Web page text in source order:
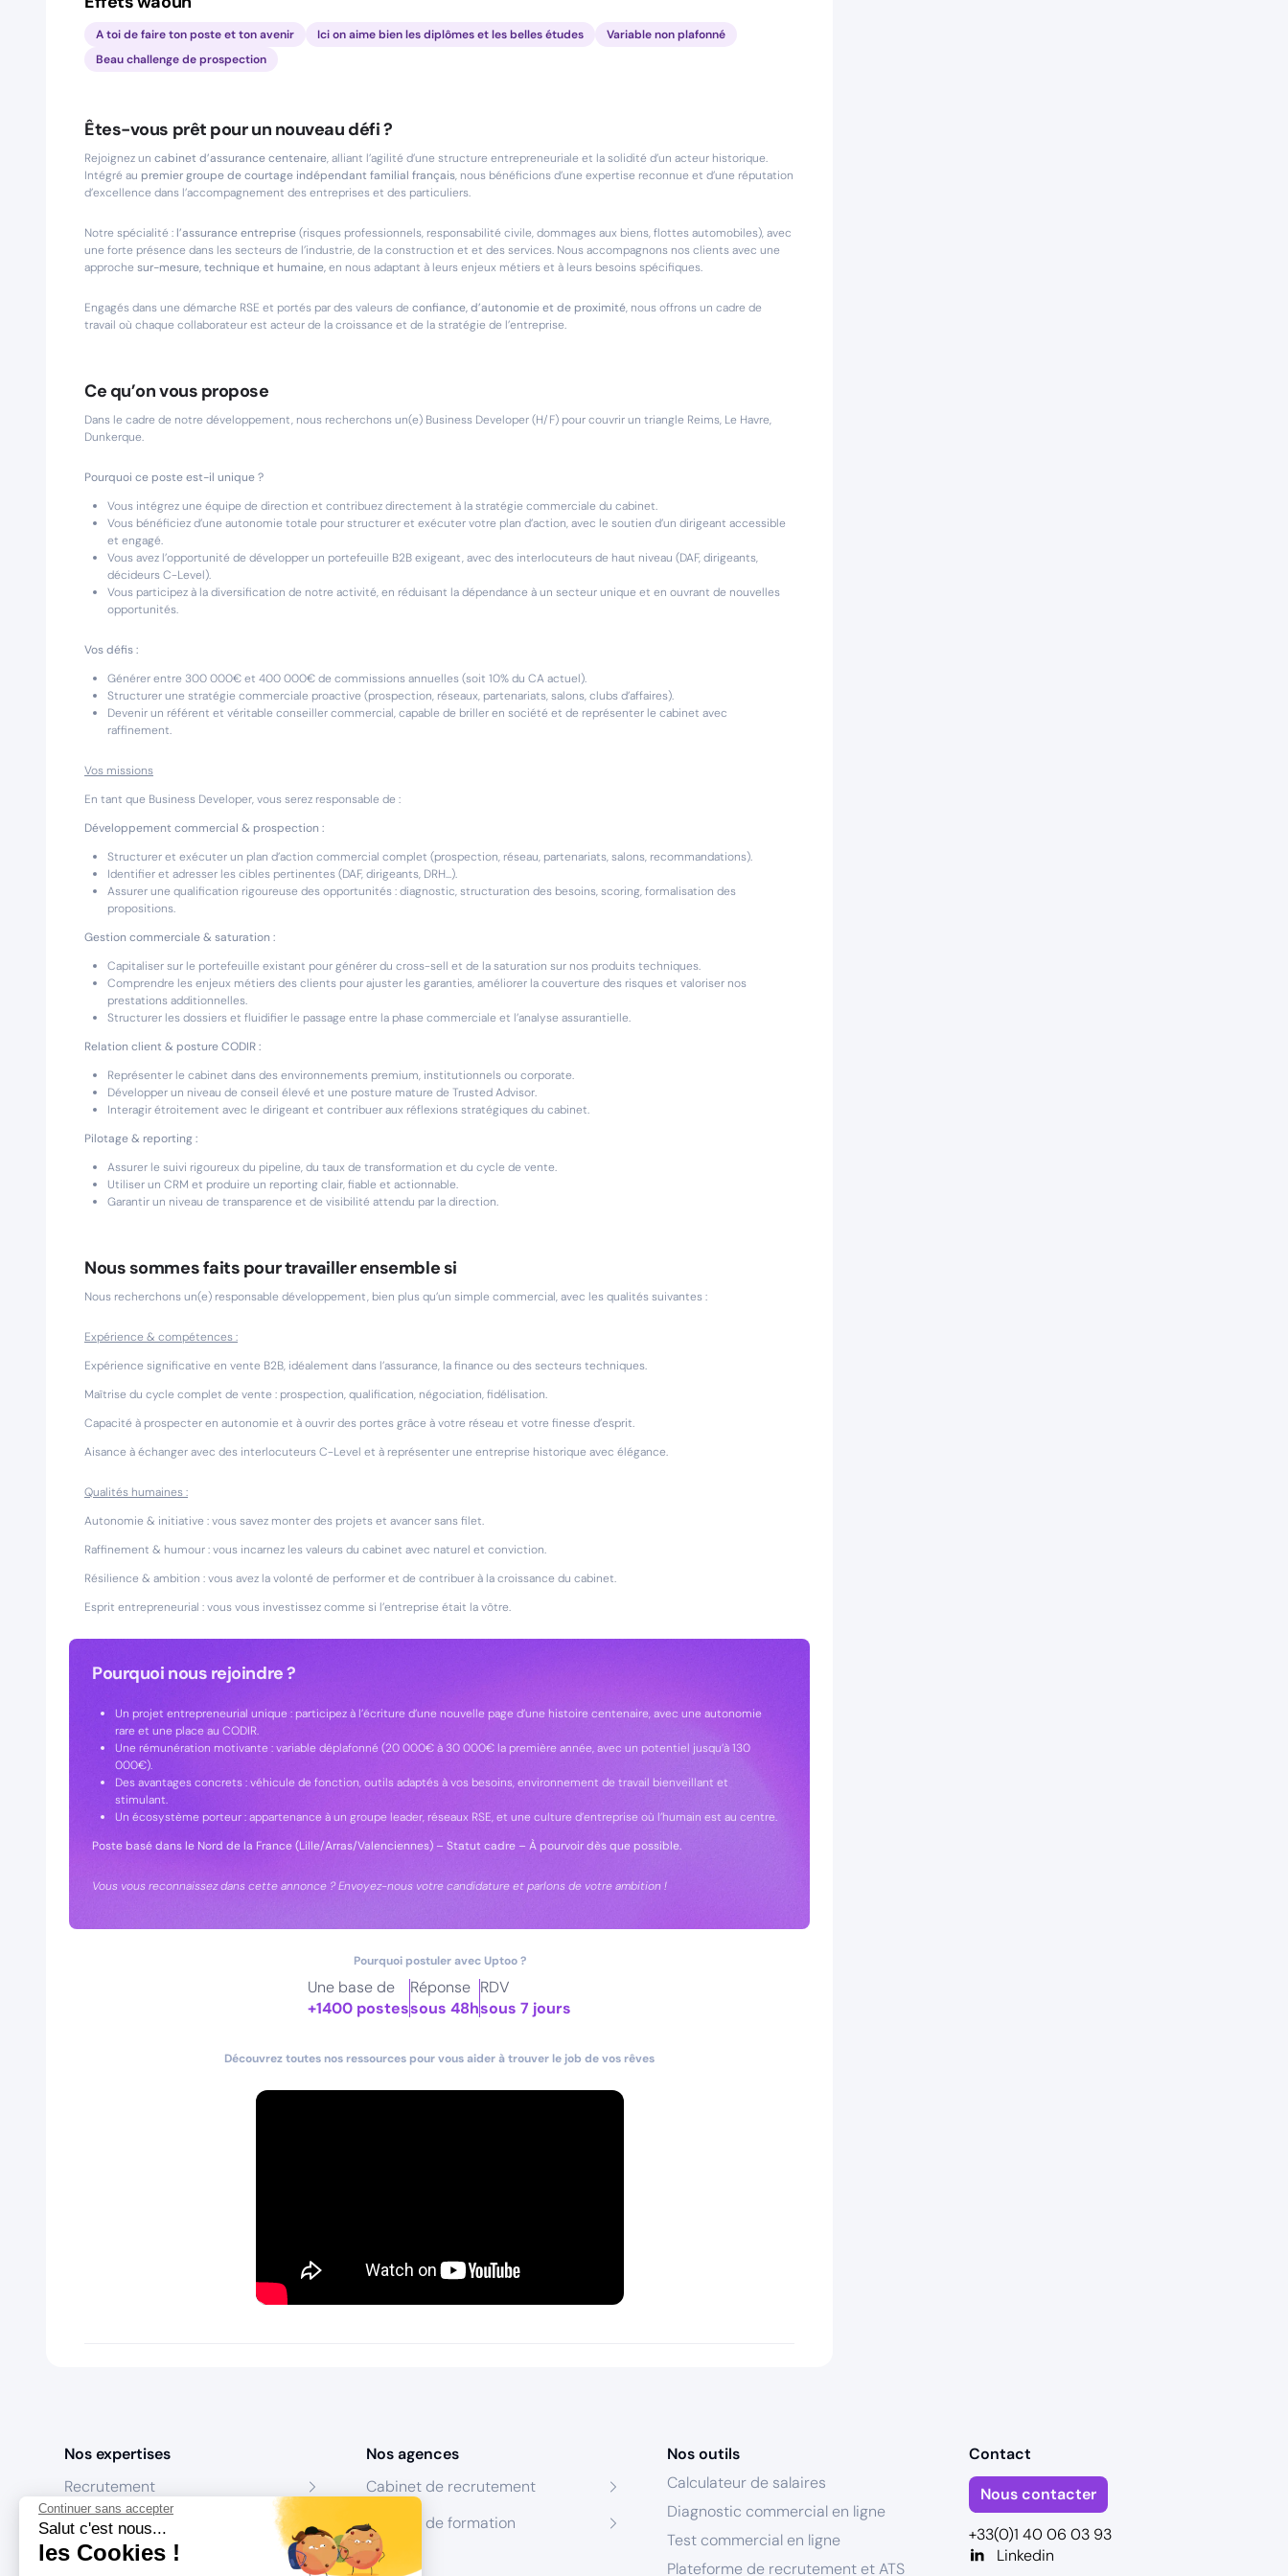
Continuer sans accepter
Salut c'est nous...
les Cookies !
A toi de faire ton poste et ton avenir Ici on aime bien les diplômes et les belles études
Variable non plafonné
Beau challenge de prospection
Êtes-vous prêt pour un nouveau défi ?
Rejoignez un cabinet d’assurance centenaire, alliant l’agilité d’une structure entrepreneuriale et la solidité d’un acteur historique.
Intégré au premier groupe de courtage indépendant familial français, nous bénéficions d’une expertise reconnue et d’une réputation
d’excellence dans l’accompagnement des entreprises et des particuliers.
Notre spécialité : l’assurance entreprise(risques professionnels, responsabilité civile, dommages aux biens, flottes automobiles), avec
une forte présence dans les secteurs de l’industrie, de la construction et et des services. Nous accompagnons nos clients avec une
approche sur-mesure, technique et humaine,en nous adaptant à leurs enjeux métiers et à leurs besoins spécifiques.
Engagés dans une démarche RSE et portés par des valeurs de confiance, d’autonomie et de proximité, nous offrons un cadre de
travail où chaque collaborateur est acteur de la croissance et de la stratégie de l’entreprise.
Ce qu’on vous propose
Dans le cadre de notre développement, nous recherchons un(e) Business Developer (H/F) pour couvrir un triangle Reims, Le Havre,
Dunkerque.
Pourquoi ce poste est-il unique ?
Vous intégrez une équipe de direction et contribuez directement à la stratégie commerciale du cabinet.
Vous bénéficiez d’une autonomie totale pour structurer et exécuter votre plan d’action, avec le soutien d’un dirigeant accessible
et engagé.
Vous avez l’opportunité de développer un portefeuille B2B exigeant, avec des interlocuteurs de haut niveau (DAF, dirigeants,
décideurs C-Level).
Vous participez à la diversification de notre activité, en réduisant la dépendance à un secteur unique et en ouvrant de nouvelles
opportunités.
Vos défis :
Générer entre 300 000€ et 400 000€ de commissions annuelles (soit 10% du CA actuel).
Structurer une stratégie commerciale proactive (prospection, réseaux, partenariats, salons, clubs d’affaires).
Devenir un référent et véritable conseiller commercial, capable de briller en société et de représenter le cabinet avec
raffinement.
Vos missions
En tant que Business Developer, vous serez responsable de :
Développement commercial & prospection :
Structurer et exécuter un plan d’action commercial complet (prospection, réseau, partenariats, salons, recommandations).
Identifier et adresser les cibles pertinentes (DAF, dirigeants, DRH...).
Assurer une qualification rigoureuse des opportunités : diagnostic, structuration des besoins, scoring, formalisation des
propositions.
Gestion commerciale & saturation :
Capitaliser sur le portefeuille existant pour générer du cross-sell et de la saturation sur nos produits techniques.
Comprendre les enjeux métiers des clients pour ajuster les garanties, améliorer la couverture des risques et valoriser nos
prestations additionnelles.
Structurer les dossiers et fluidifier le passage entre la phase commerciale et l’analyse assurantielle.
Relation client & posture CODIR :
Représenter le cabinet dans des environnements premium, institutionnels ou corporate.
Développer un niveau de conseil élevé et une posture mature de Trusted Advisor.
Interagir étroitement avec le dirigeant et contribuer aux réflexions stratégiques du cabinet.
Pilotage & reporting :
Assurer le suivi rigoureux du pipeline, du taux de transformation et du cycle de vente.
Utiliser un CRM et produire un reporting clair, fiable et actionnable.
Garantir un niveau de transparence et de visibilité attendu par la direction.
Nous sommes faits pour travailler ensemble si
Nous recherchons un(e) responsable développement, bien plus qu’un simple commercial, avec les qualités suivantes :
Expérience & compétences :
Expérience significative en vente B2B, idéalement dans l’assurance, la finance ou des secteurs techniques.
Maîtrise du cycle complet de vente : prospection, qualification, négociation, fidélisation.
Capacité à prospecter en autonomie et à ouvrir des portes grâce à votre réseau et votre finesse d’esprit.
Aisance à échanger avec des interlocuteurs C-Level et à représenter une entreprise historique avec élégance.
Qualités humaines :
Autonomie & initiative : vous savez monter des projets et avancer sans filet.
Raffinement & humour : vous incarnez les valeurs du cabinet avec naturel et conviction.
Résilience & ambition : vous avez la volonté de performer et de contribuer à la croissance du cabinet.
Esprit entrepreneurial : vous vous investissez comme si l’entreprise était la vôtre.
Pourquoi nous rejoindre ?
Un projet entrepreneurial unique : participez à l’écriture d’une nouvelle page d’une histoire centenaire, avec une autonomie
rare et une place au CODIR.
Une rémunération motivante : variable déplafonné (20 000€ à 30 000€ la première année, avec un potentiel jusqu’à 130
000€).
Des avantages concrets : véhicule de fonction, outils adaptés à vos besoins, environnement de travail bienveillant et
stimulant.
Un écosystème porteur : appartenance à un groupe leader, réseaux RSE, et une culture d’entreprise où l’humain est au centre.
Poste basé dans le Nord de la France (Lille/Arras/Valenciennes) – Statut cadre – À pourvoir dès que possible.
Vous vous reconnaissez dans cette annonce ? Envoyez-nous votre candidature et parlons de votre ambition !
Pourquoi postuler avec Uptoo ?
Une base de
+1400 postes
Réponse
sous 48h
RDV
sous 7 jours
Découvrez toutes nos ressources pour vous aider à trouver le job de vos rêves
Nos expertises
Recrutement
Formation
Coaching
Nos agences
Cabinet de recrutement
Centres de formation
Nos outils
Calculateur de salaires
Diagnostic commercial en ligne
Test commercial en ligne
Plateforme de recrutement et ATS
Contact
Nous contacter
+33(0)1 40 06 03 93
Linkedin